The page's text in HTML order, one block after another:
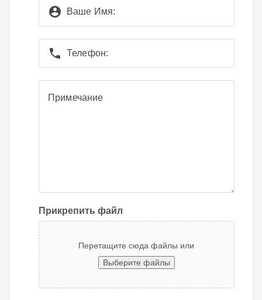
account_circle Ваше Имя:
phone Телефон:
Примечание
Прикрепить файл
Перетащите сюда файлы или
Выберите файлы